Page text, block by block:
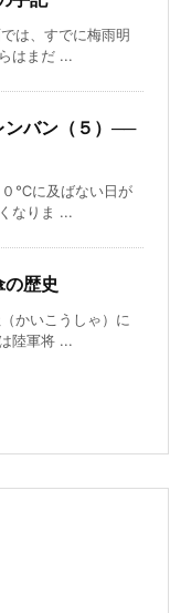
は、すでに梅雨明
はまだ ...
ンバン（５）──
℃に及ばない日が
なりま ...
歴史
かいこうしゃ）に
陸軍将 ...